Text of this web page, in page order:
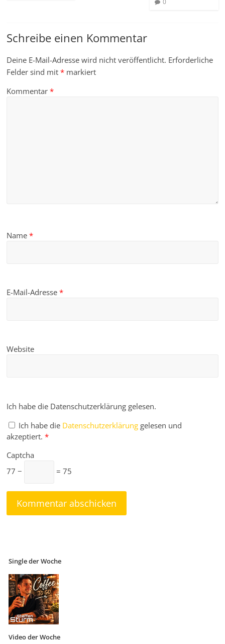
Schreibe einen Kommentar
Deine E-Mail-Adresse wird nicht veröffentlicht. Erforderliche
Felder sind mit* markiert
Kommentar*
Name*
E-Mail-Adresse*
Website
Ich habe die Datenschutzerklärung gelesen.
Ich habe die Datenschutzerklärung gelesen und
akzeptiert. *
Captcha
77 −
= 75
Single der Woche
Video der Woche